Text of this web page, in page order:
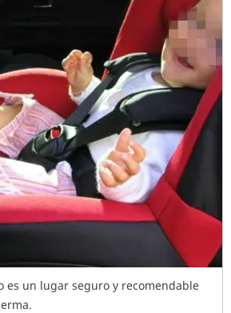
es un lugar seguro y recomendable